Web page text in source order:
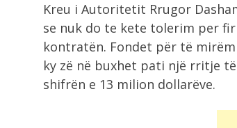
Kreu i Autoritetit Rrugor
se nuk do te kete tolerim per
kontratën. Fondet për të
ky zë në buxhet pati një rritje
shifrën e 13 milion dollarëve.
Rama mbledh
gushtit!...
8:21
Grabitqarët që